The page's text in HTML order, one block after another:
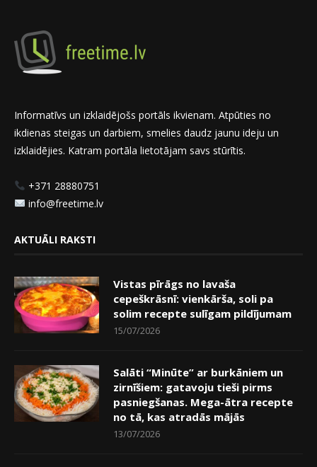
Informatīvs un izklaidējošs portāls ikvienam. Atpūties no
ikdienas steigas un darbiem, smelies daudz jaunu ideju un
izklaidējies. Katram portāla lietotājam savs stūrītis.
+371 28880751
info@freetime.lv
AKTUĀLI RAKSTI
Vistas pīrāgs no lavaša
cepeškrāsnī: vienkārša, soli pa
solim recepte sulīgam pildījumam
15/07/2026
Salāti “Minūte” ar burkāniem un
zirnīšiem: gatavoju tieši pirms
pasniegšanas. Mega-ātra recepte
no tā, kas atradās mājās
13/07/2026